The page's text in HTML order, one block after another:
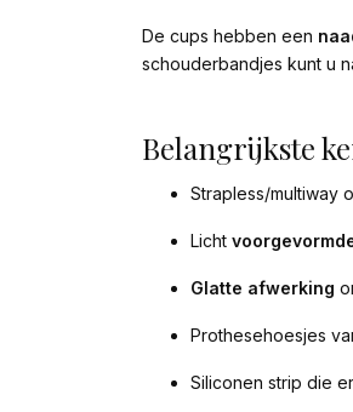
De cups hebben een
schouderbandjes kunt u
Belangrijkste
Strapless/multiway
Licht
Glatte afwerking
Prothesehoesjes
Siliconen strip die